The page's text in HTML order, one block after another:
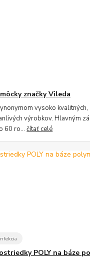
značky Vileda
vysoko
výrobkov. Hlavným
60 ro...čítať celé
POLY na báze